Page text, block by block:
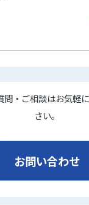
問・ご相談はお気軽
さい。
お問い合わせ